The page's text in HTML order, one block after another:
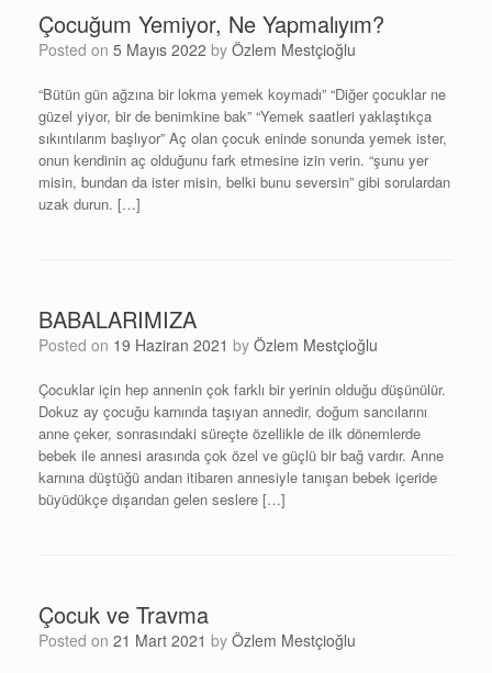
Çocuğum Yemiyor, Ne Yapmalıyım?
Posted on 5 Mayıs 2022 by Özlem Mestçioğlu
“Bütün gün ağzına bir lokma yemek koymadı” “Diğer çocuklar ne
güzel yiyor, bir de benimkine bak” “Yemek saatleri yaklaştıkça
sıkıntılarım başlıyor” Aç olan çocuk eninde sonunda yemek ister,
onun kendinin aç olduğunu fark etmesine izin verin. “şunu yer
misin, bundan da ister misin, belki bunu seversin” gibi sorulardan
uzak durun. […]
BABALARIMIZA
Posted on 19 Haziran 2021 by Özlem Mestçioğlu
Çocuklar için hep annenin çok farklı bir yerinin olduğu düşünülür.
Dokuz ay çocuğu karnında taşıyan annedir, doğum sancılarını
anne çeker, sonrasındaki süreçte özellikle de ilk dönemlerde
bebek ile annesi arasında çok özel ve güçlü bir bağ vardır. Anne
karnına düştüğü andan itibaren annesiyle tanışan bebek içeride
büyüdükçe dışarıdan gelen seslere […]
Çocuk ve Travma
Posted on 21 Mart 2021 by Özlem Mestçioğlu